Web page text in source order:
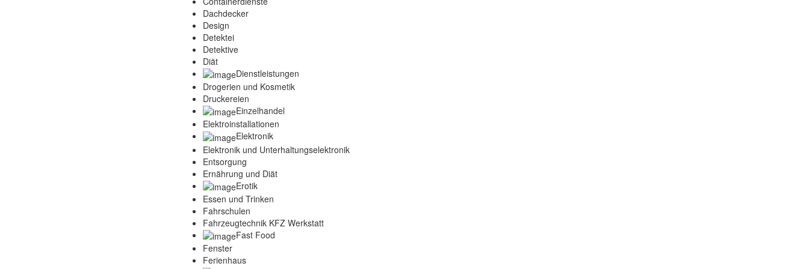
Dachdecker
Design
Detektei
Detektive
Diät
Dienstleistungen
Drogerien und Kosmetik
Druckereien
Einzelhandel
Elektroinstallationen
Elektronik
Elektronik und Unterhaltungselektronik
Entsorgung
Ernährung und Diät
Erotik
Essen und Trinken
Fahrschulen
Fahrzeugtechnik KFZ Werkstatt
Fast Food
Fenster
Ferienhaus